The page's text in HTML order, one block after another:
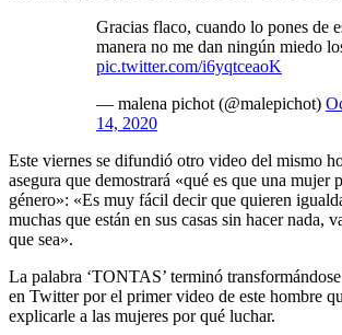
Gracias flaco, cuando lo pones de
manera no me dan ningún miedo
pic.twitter.com/i6yqtceaoK
— malena pichot (@malepichot)
14, 2020
Este viernes se difundió otro video del mismo
asegura que demostrará «qué es que una mujer
género»: «Es muy fácil decir que quieren
muchas que están en sus casas sin hacer nada,
que sea».
La palabra ‘TONTAS’ terminó
en Twitter por el primer video de este hombre
explicarle a las mujeres por qué luchar.